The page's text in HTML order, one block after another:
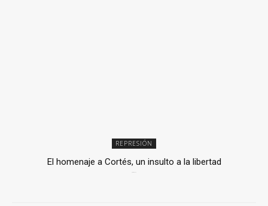
REPRESIÓN
El homenaje a Cortés, un insulto a la libertad